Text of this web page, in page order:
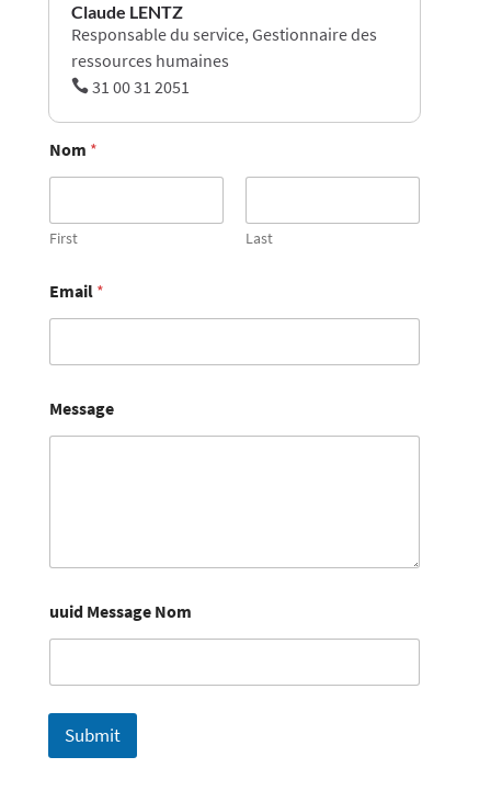
Claude LENTZ
Responsable du service, Gestionnaire des
ressources humaines
31 00 31 2051
Nom *
First Last
Email *
Message
uuid Message Nom
Submit